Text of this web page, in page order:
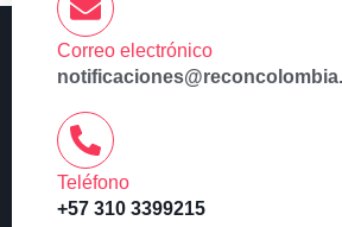
Correo electrónico
Teléfono
+57 310 3399215